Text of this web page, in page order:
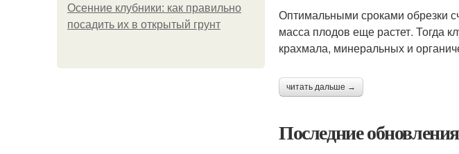
Осенние клубники: как правильно
посадить их в открытый грунт
Оптимальными сроками обрезки
масса плодов еще растет. Тогда
крахмала, минеральных и
читать дальше →
Последние